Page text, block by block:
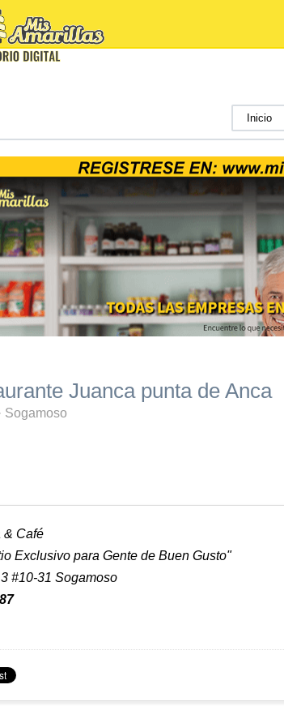
Inicio
Juanca punta de Anca
· Sogamoso
& Café
Exclusivo para Gente de Buen Gusto"
#10-31 Sogamoso